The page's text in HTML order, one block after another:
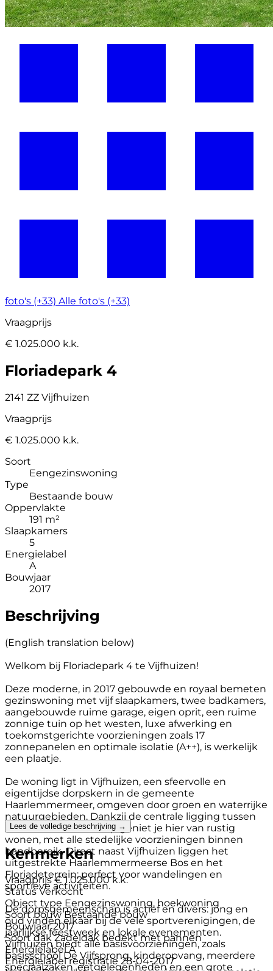
foto's (+33) Alle foto's (+33)
Vraagprijs
€ 1.025.000 k.k.
Floriadepark 4
2141 ZZ Vijfhuizen
Vraagprijs
€ 1.025.000 k.k.
Soort
Eengezinswoning
Type
Bestaande bouw
Oppervlakte
191 m²
Slaapkamers
5
Energielabel
A
Bouwjaar
2017
Beschrijving
(English translation below)
Welkom bij Floriadepark 4 te Vijfhuizen!
Deze moderne, in 2017 gebouwde en royaal bemeten
gezinswoning met vijf slaapkamers, twee badkamers,
aangebouwde ruime garage, eigen oprit, een ruime
zonnige tuin op het westen, luxe afwerking en
toekomstgerichte voorzieningen zoals 17
zonnepanelen en optimale isolatie (A++), is werkelijk
een plaatje.
De woning ligt in Vijfhuizen, een sfeervolle en
eigentijdse dorpskern in de gemeente
Haarlemmermeer, omgeven door groen en waterrijke
natuurgebieden. Dankzij de centrale ligging tussen
Haarlem en Hoofddorp geniet je hier van rustig
wonen, met alle stedelijke voorzieningen binnen
handbereik. Direct naast Vijfhuizen liggen het
uitgestrekte Haarlemmermeerse Bos en het
Floriadeterrein; perfect voor wandelingen en
sportieve activiteiten.
De dorpsgemeenschap is actief en divers: jong en
oud vinden elkaar bij de vele sportverenigingen, de
jaarlijkse feestweek en lokale evenementen.
Vijfhuizen biedt alle basisvoorzieningen, zoals
basisschool De Vijfsprong, kinderopvang, meerdere
speciaalzaken, eetgelegenheden en een grote
Lees de volledige beschrijving →
Kenmerken
Vraagprijs € 1.025.000 k.k.
Status Verkocht
Object type Eengezinswoning, hoekwoning
Soort bouw Bestaande bouw
Bouwjaar 2017
Soort dak Zadeldak bedekt met pannen
Energielabel A
Energielabel registratie 28-04-2017